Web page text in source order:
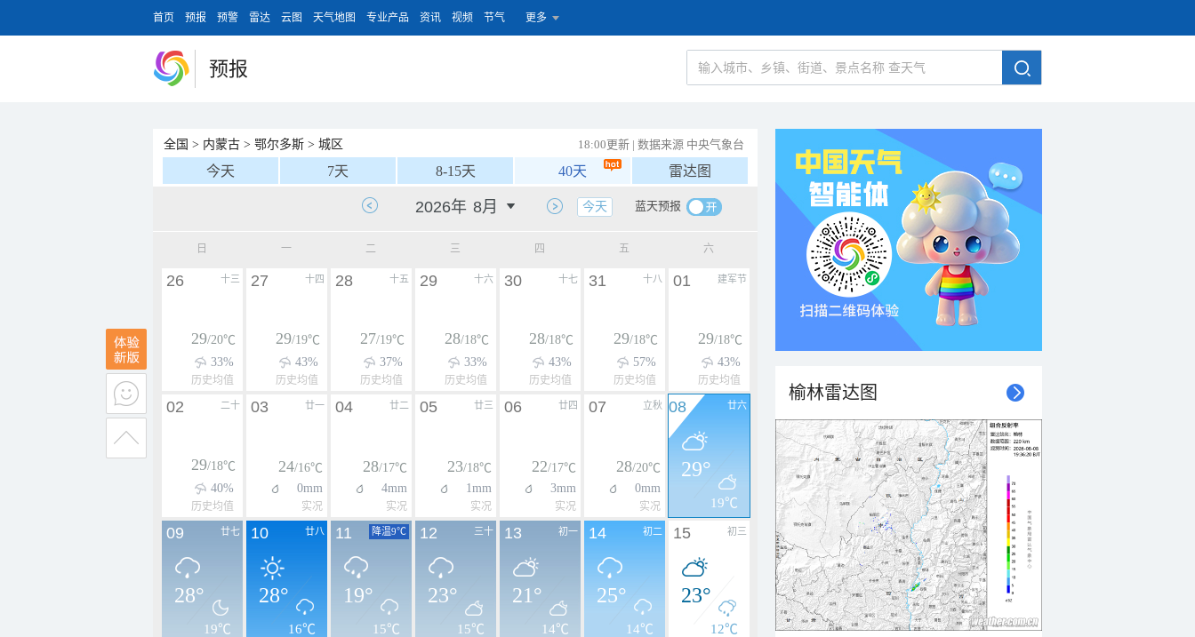
首页 预报 预警 雷达 云图 天气地图 专业产品 资讯 视频 节气 更多
预报
全国 > 内蒙古 > 鄂尔多斯 > 城区 18:00更新 | 数据来源 中央气象台
今天 7天 8-15天 40天 雷达图
蓝天预报
今天
日 一 二 三 四 五 六
十三
26
29/20℃
33%
历史均值
十四
27
29/19℃
43%
历史均值
十五
28
27/19℃
37%
历史均值
十六
29
28/18℃
33%
历史均值
十七
30
28/18℃
43%
历史均值
十八
31
29/18℃
57%
历史均值
建军节
01
29/18℃
43%
历史均值
二十
02
29/18℃
40%
历史均值
廿一
03
24/16℃
0mm
实况
廿二
04
28/17℃
4mm
实况
廿三
05
23/18℃
1mm
实况
廿四
06
22/17℃
3mm
实况
立秋
07
28/20℃
0mm
实况
廿六
08
29°
19℃
廿七
09
28°
19℃
廿八
10
28°
16℃
降温9℃
11
19°
15℃
三十
12
23°
15℃
初一
13
21°
14℃
初二
14
25°
14℃
初三
15
23°
12℃
榆林雷达图